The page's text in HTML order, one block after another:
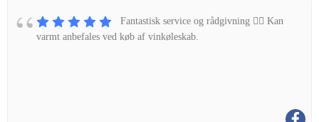
Fantastisk service og rådgivning 👌🏼 Kan
varmt anbefales ved køb af vinkøleskab.